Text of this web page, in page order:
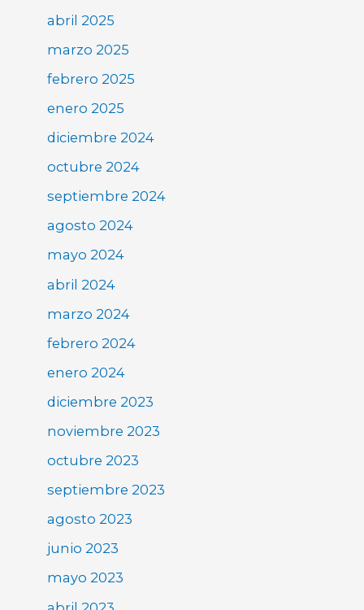
abril 2025
marzo 2025
febrero 2025
enero 2025
diciembre 2024
octubre 2024
septiembre 2024
agosto 2024
mayo 2024
abril 2024
marzo 2024
febrero 2024
enero 2024
diciembre 2023
noviembre 2023
octubre 2023
septiembre 2023
agosto 2023
junio 2023
mayo 2023